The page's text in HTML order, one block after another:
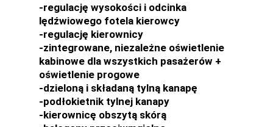
-regulację wysokości i odcinka
lędźwiowego fotela kierowcy
-regulację kierownicy
-zintegrowane, niezależne oświetlenie
kabinowe dla wszystkich pasażerów +
oświetlenie progowe
-dzieloną i składaną tylną kanapę
-podłokietnik tylnej kanapy
-kierownicę obszytą skórą